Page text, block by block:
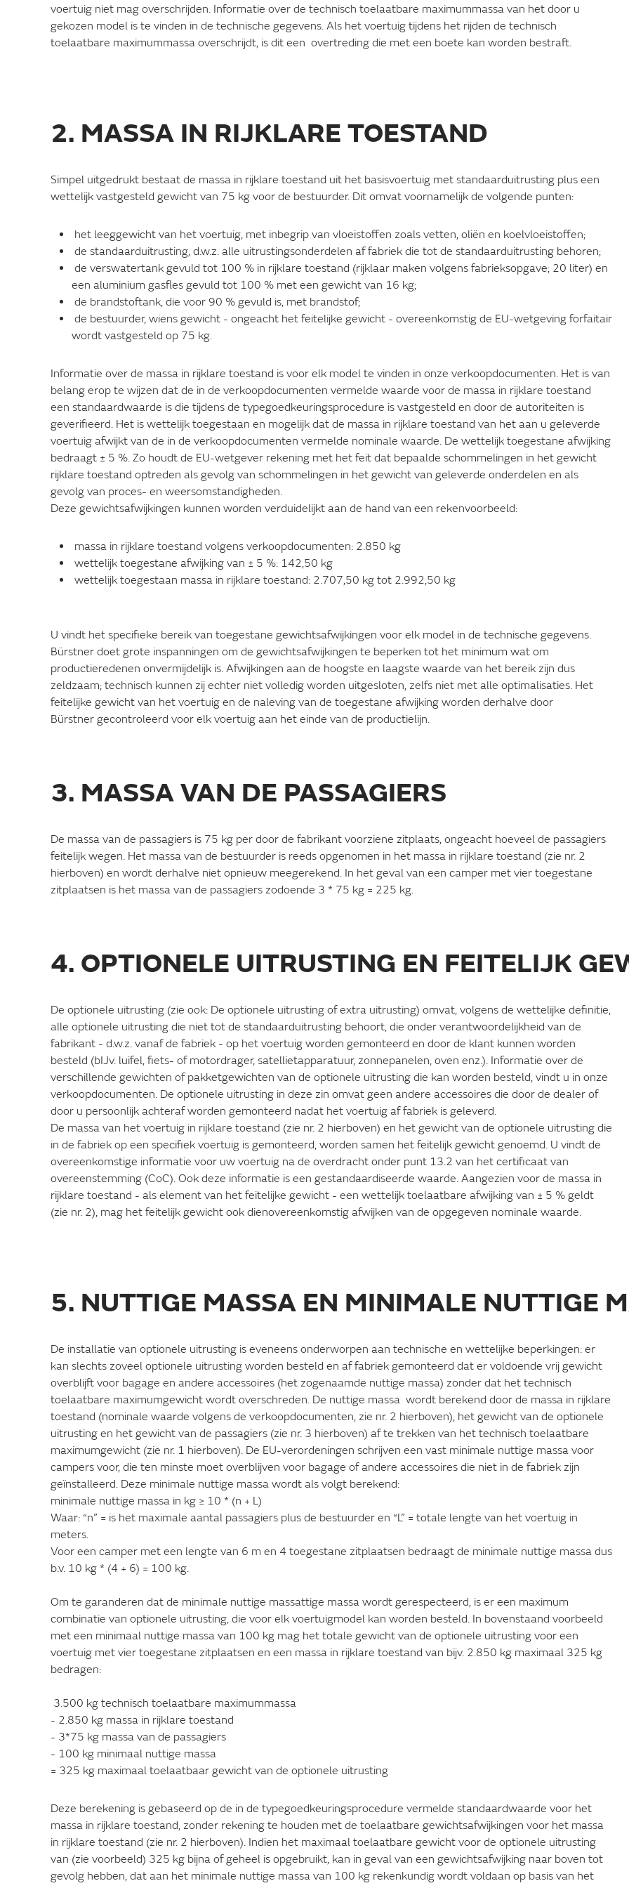
voertuig niet mag overschrijden. Informatie over de technisch toelaatbare maximummassa van het door u
gekozen model is te vinden in de technische gegevens. Als het voertuig tijdens het rijden de technisch
toelaatbare maximummassa overschrijdt, is dit een overtreding die met een boete kan worden bestraft.
2. MASSA IN RIJKLARE TOESTAND
Simpel uitgedrukt bestaat de massa in rijklare toestand uit het basisvoertuig met standaarduitrusting plus een
wettelijk vastgesteld gewicht van 75 kg voor de bestuurder. Dit omvat voornamelijk de volgende punten:
het leeggewicht van het voertuig, met inbegrip van vloeistoffen zoals vetten, oliën en koelvloeistoffen;
de standaarduitrusting, d.w.z. alle uitrustingsonderdelen af fabriek die tot de standaarduitrusting behoren;
de verswatertank gevuld tot 100 % in rijklare toestand (rijklaar maken volgens fabrieksopgave; 20 liter) en
een aluminium gasfles gevuld tot 100 % met een gewicht van 16 kg;
de brandstoftank, die voor 90 % gevuld is, met brandstof;
de bestuurder, wiens gewicht - ongeacht het feitelijke gewicht - overeenkomstig de EU-wetgeving forfaitair
wordt vastgesteld op 75 kg.
Informatie over de massa in rijklare toestand is voor elk model te vinden in onze verkoopdocumenten. Het is van
belang erop te wijzen dat de in de verkoopdocumenten vermelde waarde voor de massa in rijklare toestand
een standaardwaarde is die tijdens de typegoedkeuringsprocedure is vastgesteld en door de autoriteiten is
geverifieerd. Het is wettelijk toegestaan en mogelijk dat de massa in rijklare toestand van het aan u geleverde
voertuig afwijkt van de in de verkoopdocumenten vermelde nominale waarde. De wettelijk toegestane afwijking
bedraagt ± 5 %. Zo houdt de EU-wetgever rekening met het feit dat bepaalde schommelingen in het gewicht
rijklare toestand optreden als gevolg van schommelingen in het gewicht van geleverde onderdelen en als
gevolg van proces- en weersomstandigheden.
Deze gewichtsafwijkingen kunnen worden verduidelijkt aan de hand van een rekenvoorbeeld:
massa in rijklare toestand volgens verkoopdocumenten: 2.850 kg
wettelijk toegestane afwijking van ± 5 %: 142,50 kg
wettelijk toegestaan massa in rijklare toestand: 2.707,50 kg tot 2.992,50 kg
U vindt het specifieke bereik van toegestane gewichtsafwijkingen voor elk model in de technische gegevens.
Bürstner doet grote inspanningen om de gewichtsafwijkingen te beperken tot het minimum wat om
productieredenen onvermijdelijk is. Afwijkingen aan de hoogste en laagste waarde van het bereik zijn dus
zeldzaam; technisch kunnen zij echter niet volledig worden uitgesloten, zelfs niet met alle optimalisaties. Het
feitelijke gewicht van het voertuig en de naleving van de toegestane afwijking worden derhalve door
Bürstner gecontroleerd voor elk voertuig aan het einde van de productielijn.
3. MASSA VAN DE PASSAGIERS
De massa van de passagiers is 75 kg per door de fabrikant voorziene zitplaats, ongeacht hoeveel de passagiers
feitelijk wegen. Het massa van de bestuurder is reeds opgenomen in het massa in rijklare toestand (zie nr. 2
hierboven) en wordt derhalve niet opnieuw meegerekend. In het geval van een camper met vier toegestane
zitplaatsen is het massa van de passagiers zodoende 3 * 75 kg = 225 kg.
4. OPTIONELE UITRUSTING EN FEITELIJK
De optionele uitrusting (zie ook: De optionele uitrusting of extra uitrusting) omvat, volgens de wettelijke definitie,
alle optionele uitrusting die niet tot de standaarduitrusting behoort, die onder verantwoordelijkheid van de
fabrikant - d.w.z. vanaf de fabriek - op het voertuig worden gemonteerd en door de klant kunnen worden
besteld (bIJv. luifel, fiets- of motordrager, satellietapparatuur, zonnepanelen, oven enz.). Informatie over de
verschillende gewichten of pakketgewichten van de optionele uitrusting die kan worden besteld, vindt u in onze
verkoopdocumenten. De optionele uitrusting in deze zin omvat geen andere accessoires die door de dealer of
door u persoonlijk achteraf worden gemonteerd nadat het voertuig af fabriek is geleverd.
De massa van het voertuig in rijklare toestand (zie nr. 2 hierboven) en het gewicht van de optionele uitrusting die
in de fabriek op een specifiek voertuig is gemonteerd, worden samen het feitelijk gewicht genoemd. U vindt de
overeenkomstige informatie voor uw voertuig na de overdracht onder punt 13.2 van het certificaat van
overeenstemming (CoC). Ook deze informatie is een gestandaardiseerde waarde. Aangezien voor de massa in
rijklare toestand - als element van het feitelijke gewicht - een wettelijk toelaatbare afwijking van ± 5 % geldt
(zie nr. 2), mag het feitelijk gewicht ook dienovereenkomstig afwijken van de opgegeven nominale waarde.
5. NUTTIGE MASSA EN MINIMALE NUTTIGE
De installatie van optionele uitrusting is eveneens onderworpen aan technische en wettelijke beperkingen: er
kan slechts zoveel optionele uitrusting worden besteld en af fabriek gemonteerd dat er voldoende vrij gewicht
overblijft voor bagage en andere accessoires (het zogenaamde nuttige massa) zonder dat het technisch
toelaatbare maximumgewicht wordt overschreden. De nuttige massa wordt berekend door de massa in rijklare
toestand (nominale waarde volgens de verkoopdocumenten, zie nr. 2 hierboven), het gewicht van de optionele
uitrusting en het gewicht van de passagiers (zie nr. 3 hierboven) af te trekken van het technisch toelaatbare
maximumgewicht (zie nr. 1 hierboven). De EU-verordeningen schrijven een vast minimale nuttige massa voor
campers voor, die ten minste moet overblijven voor bagage of andere accessoires die niet in de fabriek zijn
geïnstalleerd. Deze minimale nuttige massa wordt als volgt berekend:
minimale nuttige massa in kg ≥ 10 * (n + L)
Waar: “n” = is het maximale aantal passagiers plus de bestuurder en “L” = totale lengte van het voertuig in
meters.
Voor een camper met een lengte van 6 m en 4 toegestane zitplaatsen bedraagt de minimale nuttige massa dus
b.v. 10 kg * (4 + 6) = 100 kg.
Om te garanderen dat de minimale nuttige massattige massa wordt gerespecteerd, is er een maximum
combinatie van optionele uitrusting, die voor elk voertuigmodel kan worden besteld. In bovenstaand voorbeeld
met een minimaal nuttige massa van 100 kg mag het totale gewicht van de optionele uitrusting voor een
voertuig met vier toegestane zitplaatsen en een massa in rijklare toestand van bijv. 2.850 kg maximaal 325 kg
bedragen:
3.500 kg technisch toelaatbare maximummassa
- 2.850 kg massa in rijklare toestand
- 3*75 kg massa van de passagiers
- 100 kg minimaal nuttige massa
= 325 kg maximaal toelaatbaar gewicht van de optionele uitrusting
Deze berekening is gebaseerd op de in de typegoedkeuringsprocedure vermelde standaardwaarde voor het
massa in rijklare toestand, zonder rekening te houden met de toelaatbare gewichtsafwijkingen voor het massa
in rijklare toestand (zie nr. 2 hierboven). Indien het maximaal toelaatbare gewicht voor de optionele uitrusting
van (zie voorbeeld) 325 kg bijna of geheel is opgebruikt, kan in geval van een gewichtsafwijking naar boven tot
gevolg hebben, dat aan het minimale nuttige massa van 100 kg rekenkundig wordt voldaan op basis van het